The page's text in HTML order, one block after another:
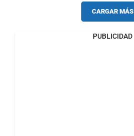
CARGAR MÁS
PUBLICIDAD